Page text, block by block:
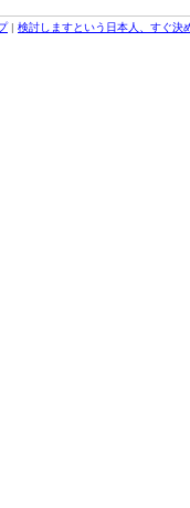
| 検討しますという日本人、すぐ決